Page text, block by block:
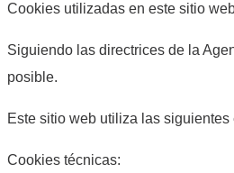
Cookies utilizadas en este sitio
Siguiendo las directrices de la
posible.
Este sitio web utiliza las siguientes
Cookies técnicas: